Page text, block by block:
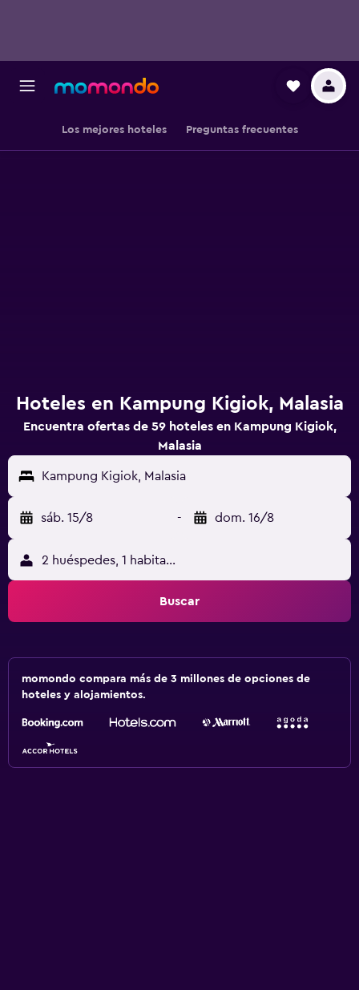
Los mejores hoteles Preguntas frecuentes
Hoteles en Kampung Kigiok, Malasia
Encuentra ofertas de 59 hoteles en Kampung Kigiok,
Malasia
Kampung Kigiok, Malasia
sáb. 15/8 - dom. 16/8
2 huéspedes, 1 habitación
Buscar
momondo compara más de 3 millones de opciones de
hoteles y alojamientos.